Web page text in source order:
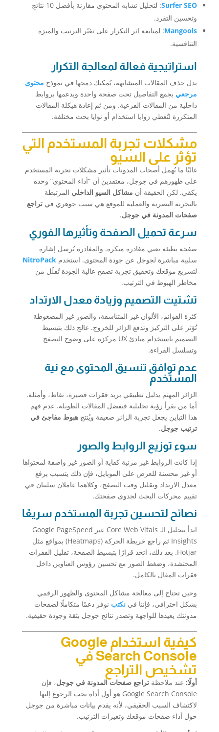
Surfer SEO
: لتحليل تشابه المحتوى مقارنة بأفضل 10 نتائج
وتحسين التفرد.
Mangools: لمتابعة اثر التكرار على تغيّر الترتيب والميزة
التنافسية.
استراتيجية فعالة لمعالجة التكرار
بدل حذف المقالات المتشابهة، يُمكنك دمجها في نموذج محتوى
مرجعي يجمع التفاصيل تحت صفحة واحدة ويدعمها بروابط
داخلية من المقالات الفرعية. ومن ثم إعادة هيكلة المقالات
المتكررة لتُغطي زوايا استخدام أو نوايا بحث مختلفة.
مشكلات تجربة المستخدم التي
تؤثر على السيو
غالبًا ما يُهمل أصحاب المدونات تأثير مشكلات تجربة المستخدم
على ظهورهم في جوجل، معتقدين أن “أداء المحتوى” وحده
يكفي. لكن الحقيقة أن مشاكل السيو الداخلي المرتبطة
بالتجربة البصرية والعملية للموقع هي سبب جوهري في تراجع
صفحات المدونة في جوجل.
سرعة تحميل الصفحة وتأثيرها الفوري
صفحة بطيئة تعني مغادرة مبكرة. والمغادرة تُرسل إشارة
سلبية مباشرة لجوجل عن جودة المحتوى. استخدم NitroPack
لتسريع موقعك وتحقيق تجربة تصفح عالية الجودة تُقلّل من
مخاطر الهبوط في الترتيب.
تشتيت التصميم وزيادة معدل الارتداد
كثرة القوائم، الألوان غير المتناسقة، والصور غير المضغوطة
تُؤثر على التركيز وتدفع الزائر للخروج. عالج ذلك بتبسيط
التصميم باستخدام مبادئ UX مركزة على وضوح التصفح
وتسلسل القراءة.
عدم توافق تنسيق المحتوى مع نية
المستخدم
الزائر المهتم بدليل تطبيقي يريد فقرات قصيرة، نقاط، وأمثلة.
أما من يقرأ رؤية تحليلية فيفضل المقالات الطويلة. عدم فهم
هذا التباين يجعل تجربة الزائر ضعيفة ويُنتج هبوط مفاجئ في
ترتيب جوجل.
سوء توزيع الروابط والصور
إذا كانت الروابط غير مرئية كفاية أو الصور غير واصفة لمحتواها
أو غير محسنة للعرض على الموبايل، فإن ذلك يتسبب برفع
معدل الارتداد وتقليل وقت التصفح، وكلاهما عاملان سلبيان في
تقييم محركات البحث لجدوى صفحتك.
نصائح لتحسين تجربة المستخدم سريعًا
ابدأ بتحليل الـ Core Web Vitals عبر Google PageSpeed
Insights ثم راجع خريطة الحركة (Heatmaps) بمواقع مثل
Hotjar. بعد ذلك، اتخذ قرارًا بتبسيط الصفحة، تقليل الفقرات
المحتشدة، وضغط الصور مع تحسين رؤوس العناوين داخل
فقرات المقال بالكامل.
وحين تحتاج إلى معالجة مشاكل المحتوى والظهور الرقمي
بشكل احترافي، فإننا في نكتب نوفر دعمًا متكاملًا لصفحات
مدونتك يعيدها للواجهة وتصدر نتائج جوجل بثقة وجودة حقيقية.
كيفية استخدام Google
Search Console في
تشخيص التراجع
أولًا: عند ملاحظة تراجع صفحات المدونة في جوجل، فإن
Google Search Console هو أول أداة يجب الرجوع إليها
لاكتشاف السبب الحقيقي، لأنه يقدم بيانات مباشرة من جوجل
حول أداء صفحات موقعك وتغيرات الترتيب.